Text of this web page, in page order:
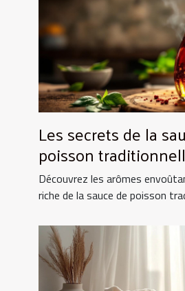
Les secrets de la
poisson
et ses utilisations
Découvrez les arômes
riche de la sauce de poisson